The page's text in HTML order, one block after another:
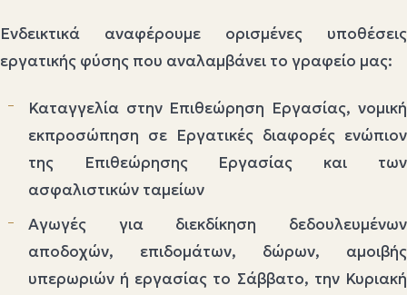
Ενδεικτικά αναφέρουμε ορισμένες υποθέσεις
εργατικής φύσης που αναλαμβάνει το γραφείο μας:
Καταγγελία στην Επιθεώρηση Εργασίας, νομική
εκπροσώπηση σε Εργατικές διαφορές ενώπιον
της Επιθεώρησης Εργασίας και των
ασφαλιστικών ταμείων
Αγωγές για διεκδίκηση δεδουλευμένων
αποδοχών, επιδομάτων, δώρων, αμοιβής
υπερωριών ή εργασίας το Σάββατο, την Κυριακή